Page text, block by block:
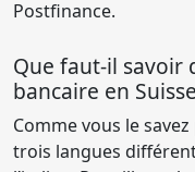
Postfinance.
Que faut-il savoir
bancaire en
Comme vous le
trois langues